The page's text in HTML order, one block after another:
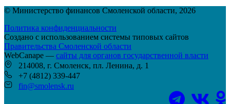
© Министерство финансов Смоленской области, 2026
Политика конфиденциальности
Создано с использованием системы типовых сайтов
Правительства Смоленской области
WebCanape — сайты для органов государственной власти
214008, г. Смоленск, пл. Ленина, д. 1
+7 (4812) 339-447
fin@smolensk.ru